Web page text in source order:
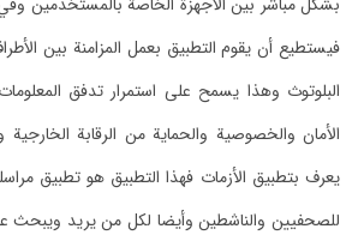
فيستطيع أن يقوم التطبيق بعمل المزامنة بين
البلوتوث وهذا يسمح على استمرار تدفق
الأمان والخصوصية والحماية من الرقابة الخارجية
يعرف بتطبيق الأزمات فهذا التطبيق هو تطبيق
للصحفيين والناشطين وأيضا لكل من يريد ويبحث